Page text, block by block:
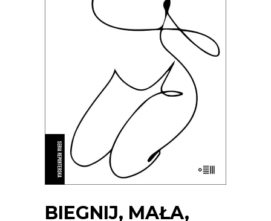
BIEGNIJ, MAŁA,